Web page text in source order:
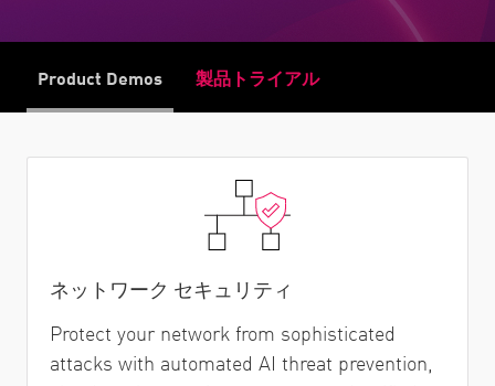
Product Demos 製品トライアル
ネットワーク セキュリティ
Protect your network from sophisticated
attacks with automated AI threat prevention,